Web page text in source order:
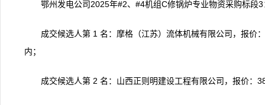
鄂州发电公司2025年#2、#4机组C修锅炉专业物资采购标段
成交候选人第 1 名：摩格（江苏）流体机械有限公司，报价
内；
成交候选人第 2 名：山西正则明建设工程有限公司，报价：